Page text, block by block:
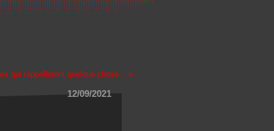
qui rappelleront quelque chose... »
12/09/2021